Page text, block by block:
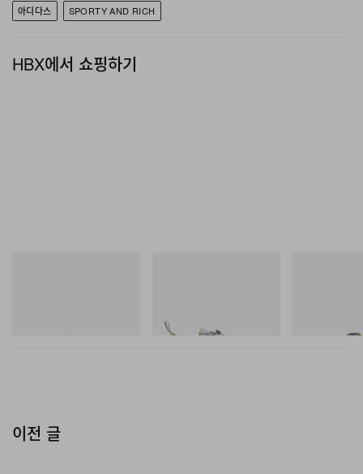
아디다스 SPORTY AND RICH
HBX에서 쇼핑하기
쇼핑하기